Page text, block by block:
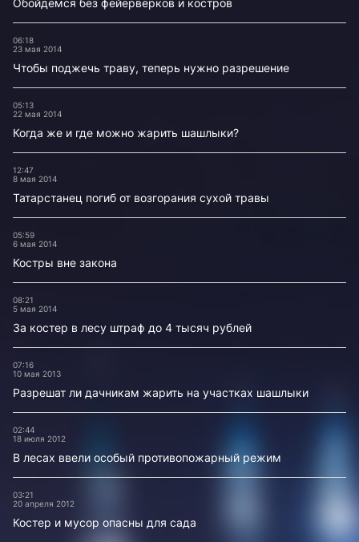
Обойдемся без фейерверков и костров
06:18
23 мая 2014
Чтобы поджечь траву, теперь нужно разрешение
05:13
22 мая 2014
Когда же и где можно жарить шашлыки?
12:47
8 мая 2014
Татарстанец погиб от возгорания сухой травы
05:59
6 мая 2014
Костры вне закона
08:21
5 мая 2014
За костер в лесу штраф до 4 тысяч рублей
07:16
10 мая 2013
Разрешат ли дачникам жарить на участках шашлыки
02:44
18 июля 2012
В лесах ввели особый противопожарный режим
03:21
20 апреля 2012
Костер и мусор опасны для сада